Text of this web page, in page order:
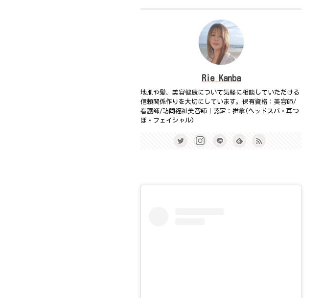
Rie Kanba
地肌や髪、美容健康について気軽に相談していただける
信頼関係作りを大切にしています。保有資格：美容師/
看護師/訪問福祉美容師｜認定：推拿(ヘッドスパ・耳つ
ぼ・フェイシャル)